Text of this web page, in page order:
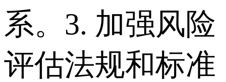
系。 3. 加强风险
评估法规和标准